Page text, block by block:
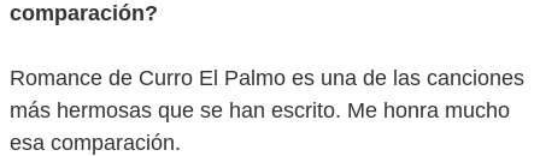
comparación?
Romance de Curro El Palmo es una de las canciones
más hermosas que se han escrito. Me honra mucho
esa comparación.